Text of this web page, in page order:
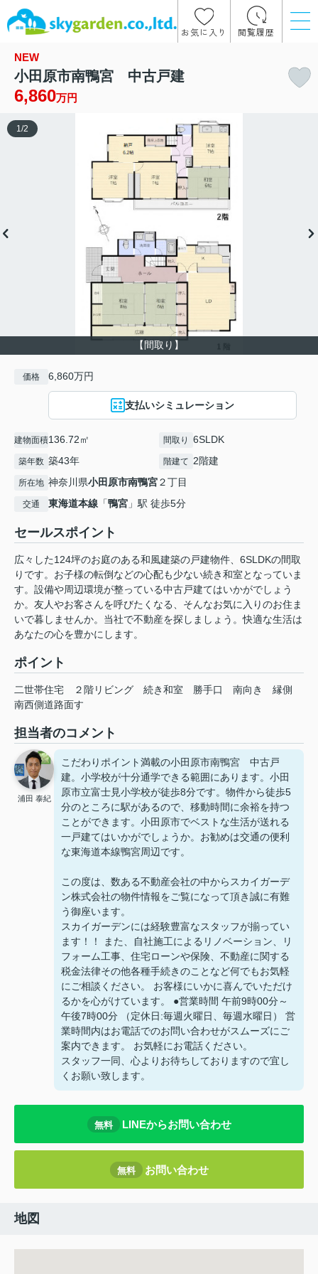
お気に入り 閲覧履歴
NEW
小田原市南鴨宮 中古戸建
6,860万円
【間取り】
1 /2
価格 6,860万円
支払いシミュレーション
建物面積136.72㎡ 間取り 6SLDK
築年数 築43年 階建て 2階建
所在地 神奈川県小田原市南鴨宮２丁目
交通 東海道本線 「鴨宮 」駅 徒歩5分
セールスポイント
広々した124坪のお庭のある和風建築の戸建物件、6SLDKの間取
りです。お子様の転倒などの心配も少ない続き和室となっていま
す。設備や周辺環境が整っている中古戸建てはいかがでしょう
か。友人やお客さんを呼びたくなる、そんなお気に入りのお住ま
いで暮しませんか。当社で不動産を探しましょう。快適な生活は
あなたの心を豊かにします。
ポイント
二世帯住宅 ２階リビング 続き和室 勝手口 南向き
縁側
南西側道路面す
担当者のコメント
浦田 泰紀
こだわりポイント満載の小田原市南鴨宮 中古戸
建。小学校が十分通学できる範囲にあります。小田
原市立富士見小学校が徒歩8分です。物件から徒歩5
分のところに駅があるので、移動時間に余裕を持つ
ことができます。小田原市でベストな生活が送れる
一戸建てはいかがでしょうか。お勧めは交通の便利
な東海道本線鴨宮周辺です。
この度は、数ある不動産会社の中からスカイガーデ
ン株式会社の物件情報をご覧になって頂き誠に有難
う御座います。
スカイガーデンには経験豊富なスタッフが揃ってい
ます！！ また、自社施工によるリノベーション、リ
フォーム工事、住宅ローンや保険、不動産に関する
税金法律その他各種手続きのことなど何でもお気軽
にご相談ください。 お客様にいかに喜んでいただけ
るかを心がけています。 ●営業時間 午前9時00分～
午後7時00分 （定休日:毎週火曜日、毎週水曜日） 営
業時間内はお電話でのお問い合わせがスムーズにご
案内できます。 お気軽にお電話ください。
スタッフ一同、心よりお待ちしておりますので宜し
くお願い致します。
無料 LINEからお問い合わせ
無料 お問い合わせ
地図